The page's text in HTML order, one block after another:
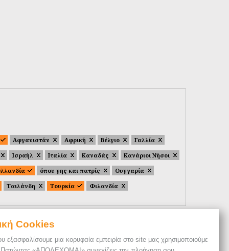
Cookies
εξασφαλίσουμε μια κορυφαία εμπειρία στο site μας χρησιμοποιούμε
Αφγανιστάν Αφρική Βέλγιο
Γαλλία
Ισραήλ Ιταλία Καναδάς
Κανάριοι Νήσοι
όπου γης και πατρίς
Ουγγαρία
Ταιλάνδη Τουρκία Φιλανδία